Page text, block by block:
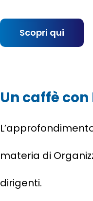
Scopri qui
Un caffè con
materia di
dirigenti.